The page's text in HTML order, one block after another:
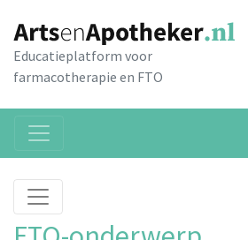
Educatieplatform voor
farmacotherapie en FTO